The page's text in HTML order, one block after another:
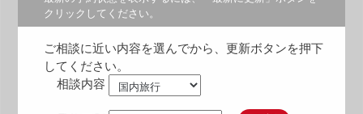
クリックしてください。
ご相談に近い内容を選んでから、更新ボタンを押下
してください。
相談内容
8:00